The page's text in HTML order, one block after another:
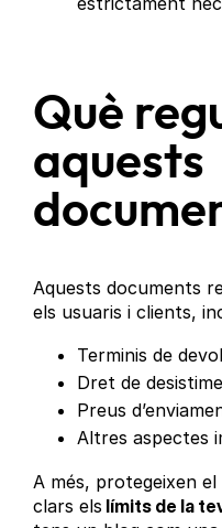
Què
aquests
Aquests documents
els usuaris i clients,
Terminis de
Dret de
Preus
Altres aspectes
A més, protegeixen
clars els límits de la